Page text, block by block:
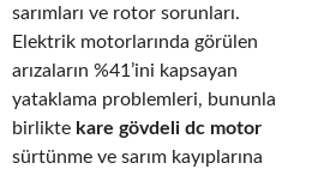
sarımları ve rotor sorunları.
Elektrik motorlarında görülen
arızaların %41’ini kapsayan
yataklama problemleri, bununla
birlikte kare gövdeli dc motor
sürtünme ve sarım kayıplarına